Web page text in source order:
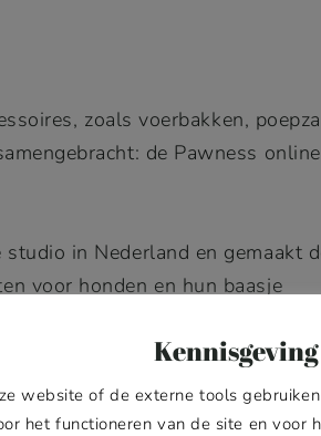
zoals voerbakken,
de Pawness
in Nederland en gemaakt
voor honden en hun baasje
omdat we voor
omzet
Kennisgeving
website of de externe tools
het functioneren van de site en voor